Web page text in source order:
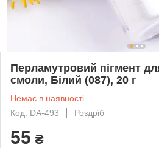
Перламутровий пігмент
смоли, Білий (087), 20 г
Немає в наявності
Код: DA-493
Роздріб
55 ₴